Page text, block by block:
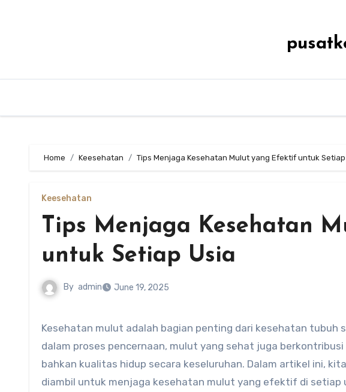
Home Keesehatan Tips Menjaga Kesehatan Mulut yang Efektif untuk Setiap
Keesehatan
Tips Menjaga Kesehatan
untuk Setiap Usia
By admin June 19, 2025
Kesehatan mulut adalah bagian penting dari kesehatan tubuh secara keseluruhan. Tidak hanya berfungsi
dalam proses pencernaan, mulut yang sehat juga
bahkan kualitas hidup secara keseluruhan. Dalam artikel ini,
diambil untuk menjaga kesehatan mulut yang efektif di setiap